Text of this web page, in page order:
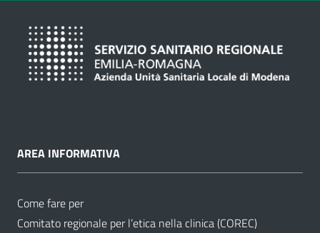
AREA INFORMATIVA
Come fare per
Comitato regionale per l’etica nella clinica (COREC)